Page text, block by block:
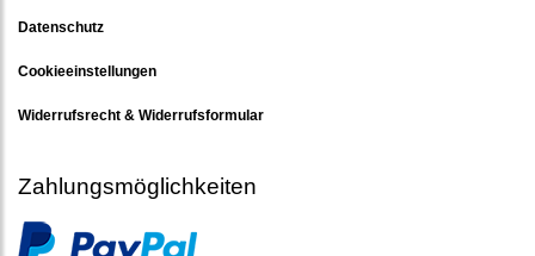
Datenschutz
Cookieeinstellungen
Widerrufsrecht & Widerrufsformular
Zahlungsmöglichkeiten